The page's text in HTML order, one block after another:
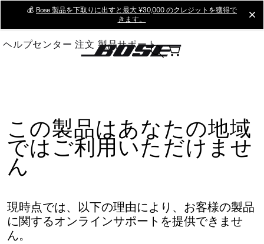
Main
💰 Bose 製品を下取りに出すと最大 ¥30,000 のクレジットを獲得で
きます。
ヘルプセンター 注文 製品サポート
この製品はあなたの地域
ではご利用いただけませ
ん
現時点では、以下の理由により、お客様の製品
に関するオンラインサポートを提供できませ
ん。